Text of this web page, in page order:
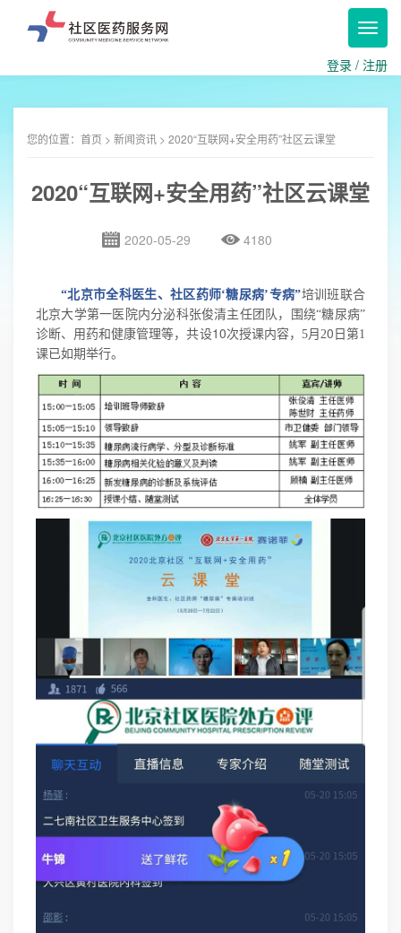
登录 / 注册
您的位置： 首页 > 新闻资讯 > 2020“互联网+安全用药”社区云课堂
2020“互联网+安全用药”社区云课堂
2020-05-29 4180
“北京市全科医生、社区药师‘糖尿病’专病”培训班联合
北京大学第一医院内分泌科张俊清主任团队，围绕“糖尿病”
诊断、用药和健康管理等，共设10次授课内容， 5月 20 日第1
课已如期举行。